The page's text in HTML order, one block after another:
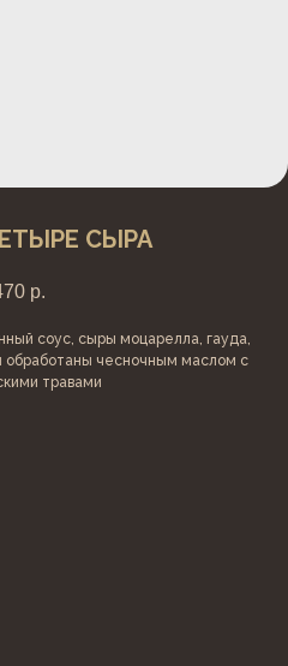
СЫРА
р.
соус, сыры моцарелла, гауда,
обработаны чесночным маслом с
травами